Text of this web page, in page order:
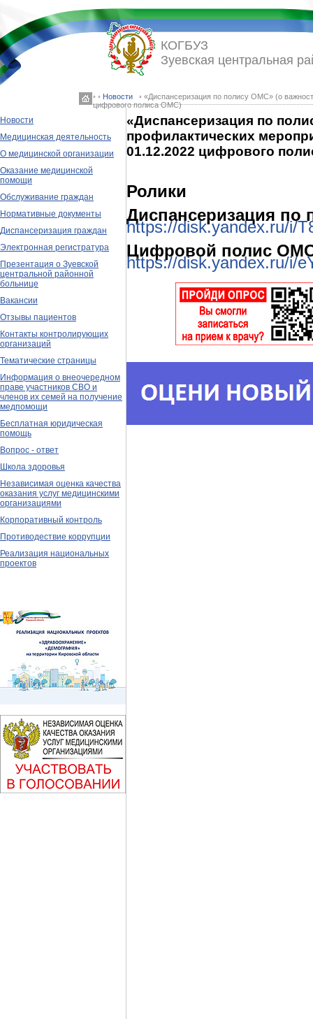
◦ ◦ Новости
◦ «Диспансеризация по полису ОМС» (о
цифрового полиса ОМС)
КОГБУЗ
Зуевская центральная
Новости
Медицинская деятельность
О медицинской организации
Оказание медицинской
помощи
Обслуживание граждан
Нормативные документы
Диспансеризация граждан
Электронная регистратура
Презентация о Зуевской
центральной районной
больнице
Вакансии
Отзывы пациентов
Контакты контролирующих
организаций
Тематические страницы
Информация о внеочередном
праве участников СВО и
членов их семей на получение
медпомощи
Бесплатная юридическая
помощь
Вопрос - ответ
Школа здоровья
Независимая оценка качества
оказания услуг медицинскими
организациями
Корпоративный контроль
Противодествие коррупции
Реализация национальных
проектов
«Диспансеризация по
профилактических
01.12.2022 цифрового
Ролики
Диспансеризация по
https://disk.yandex.ru/i/
Цифровой полис
https://disk.yandex.ru/i/